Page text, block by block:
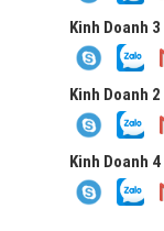
Kinh Doanh 3
Kinh Doanh 2
Kinh Doanh 4